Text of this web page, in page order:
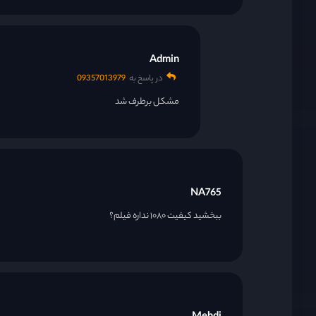
Admin
در پاسخ به 09357013979
مشکل برطرف شد
NA765
ببخشید کیفیت ۱۰۸۰ نداره فیلم؟